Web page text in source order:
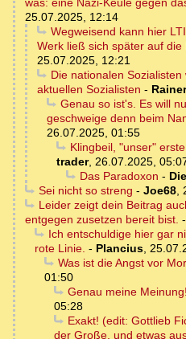
was: eine Nazi-Keule gegen
25.07.2025, 12:14
Wegweisend kann hier
Werk ließ sich später auf die
25.07.2025, 12:21
Die nationalen
aktuellen Sozialisten - Rainer
Genau so ist's. Es will
geschweige denn beim
26.07.2025, 01:55
Klingbeil, "unser"
trader, 26.07.2025,
Das Paradoxon -
Sei nicht so streng - Joe68,
Leider zeigt dein Beitrag
entgegen zusetzen bereit bist. -
Ich entschuldige hier gar
rote Linie. - Plancius,
Was ist die Angst vor
01:50
Genau meine
05:28
Exakt! (edit: Gottlieb
der Große, und etwas